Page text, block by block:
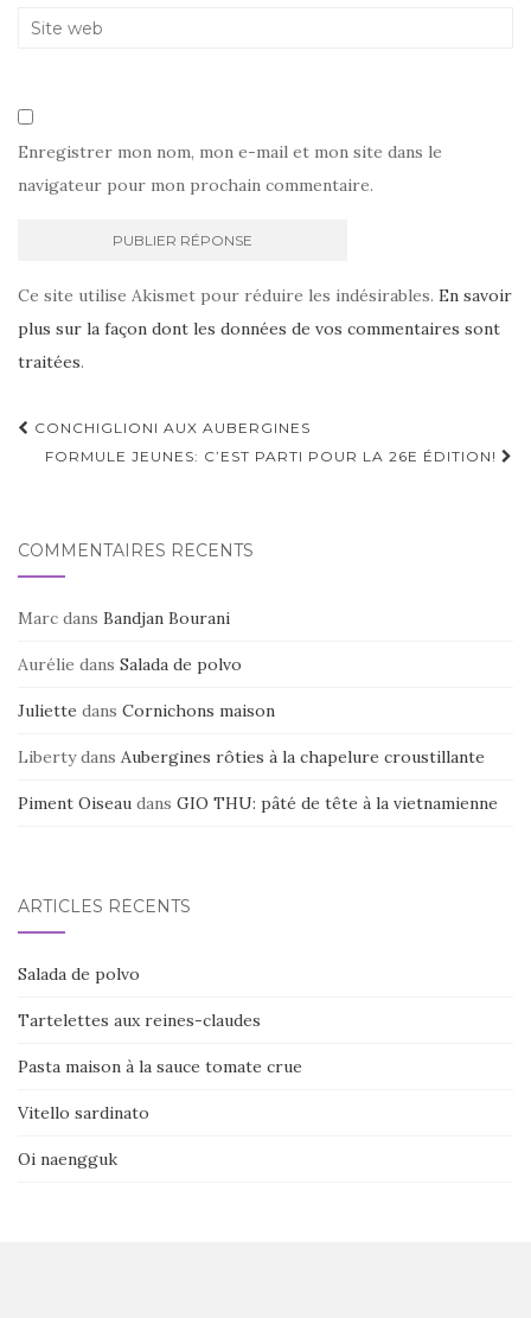
Enregistrer mon nom, mon e-mail et mon site dans le
navigateur pour mon prochain commentaire.
Ce site utilise Akismet pour réduire les indésirables. En savoir
plus sur la façon dont les données de vos commentaires sont
traitées.
Navigation
d'article
CONCHIGLIONI AUX AUBERGINES
FORMULE JEUNES: C’EST PARTI POUR LA 26E ÉDITION!
COMMENTAIRES RÉCENTS
Marc dans Bandjan Bourani
Aurélie dans Salada de polvo
Juliette dans Cornichons maison
Libertydans Aubergines rôties à la chapelure croustillante
Piment Oiseau dans GIO THU: pâté de tête à la vietnamienne
ARTICLES RÉCENTS
Salada de polvo
Tartelettes aux reines-claudes
Pasta maison à la sauce tomate crue
Vitello sardinato
Oi naengguk